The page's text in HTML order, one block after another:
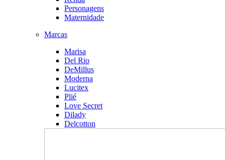
Personagens
Maternidade
Marcas
Marisa
Del Rio
DeMillus
Moderna
Lucitex
Plié
Love Secret
Dilady
Delcotton